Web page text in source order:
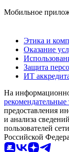
Мобильное
Этика и
Оказание
Защита
ИТ
На
рекомендательные
предоставления
и анализа
пользователей
Российской